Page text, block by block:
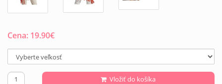
Cena: 19.90€
Vložiť do košíka